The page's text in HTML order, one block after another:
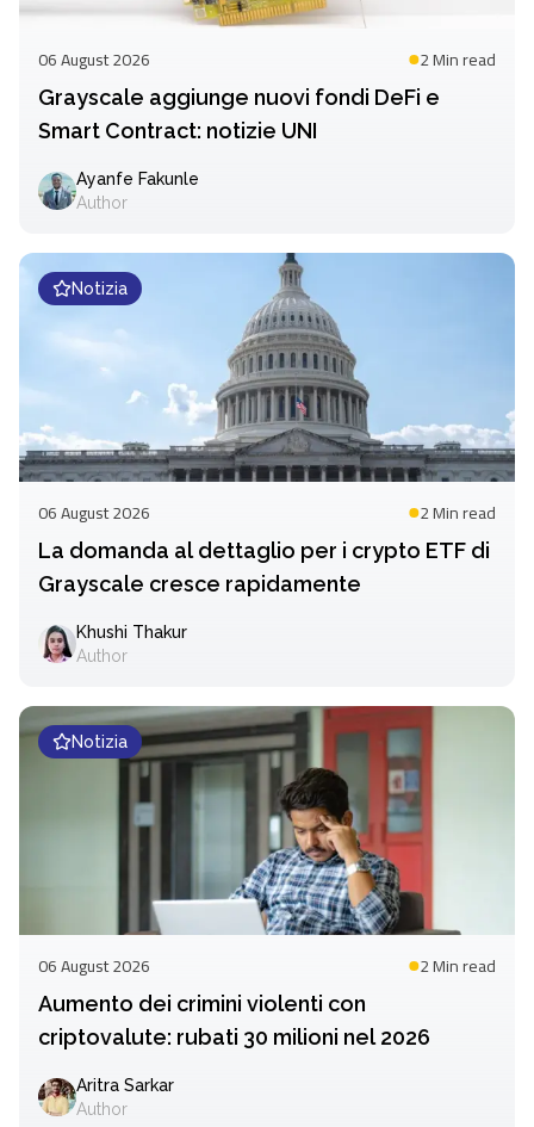
06 August 2026 2 Minread
Grayscale aggiunge nuovi fondi DeFi e
Smart Contract: notizie UNI
Ayanfe Fakunle
Author
Notizia
06 August 2026 2 Minread
La domanda al dettaglio per i crypto ETF di
Grayscale cresce rapidamente
Khushi Thakur
Author
Notizia
06 August 2026 2 Minread
Aumento dei crimini violenti con
criptovalute: rubati 30 milioni nel 2026
Aritra Sarkar
Author